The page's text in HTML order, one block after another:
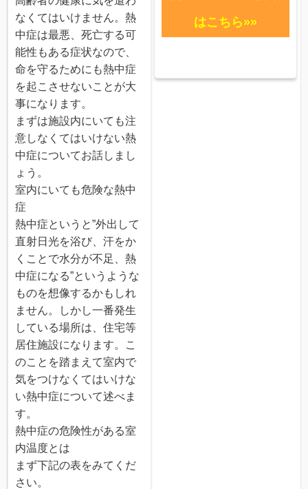
なくてはいけません。熱
中症は最悪、死亡する可
能性もある症状なので、
命を守るためにも熱中症
を起こさせないことが大
事になります。
まずは施設内にいても注
意しなくてはいけない熱
中症についてお話しまし
ょう。
室内にいても危険な熱中
症
熱中症というと”外出して
直射日光を浴び、汗をか
くことで水分が不足、熱
中症になる”というような
ものを想像するかもしれ
ません。しかし一番発生
している場所は、住宅等
居住施設になります。こ
のことを踏まえて室内で
気をつけなくてはいけな
い熱中症について述べま
す。
熱中症の危険性がある室
内温度とは
まず下記の表をみてくだ
さい。
はこちら»»